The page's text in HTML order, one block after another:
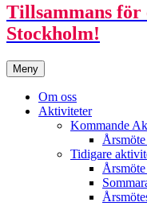
Tillsammans
Stockholm!
Meny Hoppa
till
innehåll
Om oss
Aktiviteter
Kommande
Tidigare